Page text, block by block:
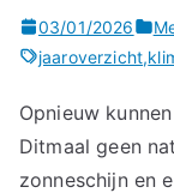
03/01/2026
jaaroverzicht,
Opnieuw
Ditmaal geen
zonneschijn en